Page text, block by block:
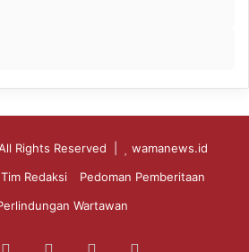
Rights Reserved |
wamanews.id
Tim Redaksi
Pedoman Pemberitaan
Wartawan